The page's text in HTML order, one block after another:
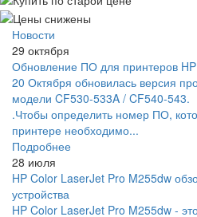
Новости
29 октября
Обновление ПО для принтеров
20 Октября обновилась версия
модели CF530-533A / CF540-543.
.Чтобы определить номер ПО,
принтере необходимо...
Подробнее
28 июля
HP Color LaserJet Pro M255dw
устройства
HP Color LaserJet Pro M255dw -